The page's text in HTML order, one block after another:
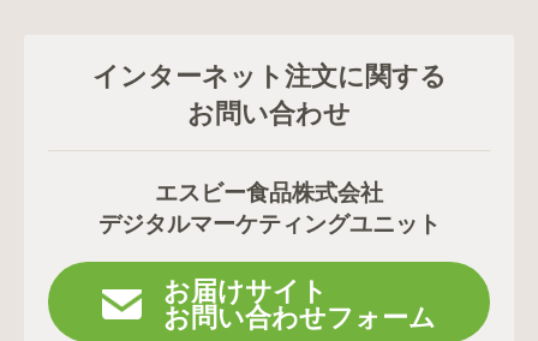
インターネット注文に関する
お問い合わせ
エスビー食品株式会社
デジタルマーケティングユニット
お届けサイト
お問い合わせフォーム